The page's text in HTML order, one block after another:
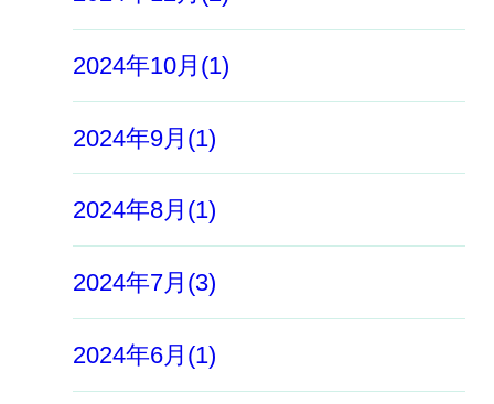
2024年10月(1)
2024年9月(1)
2024年8月(1)
2024年7月(3)
2024年6月(1)